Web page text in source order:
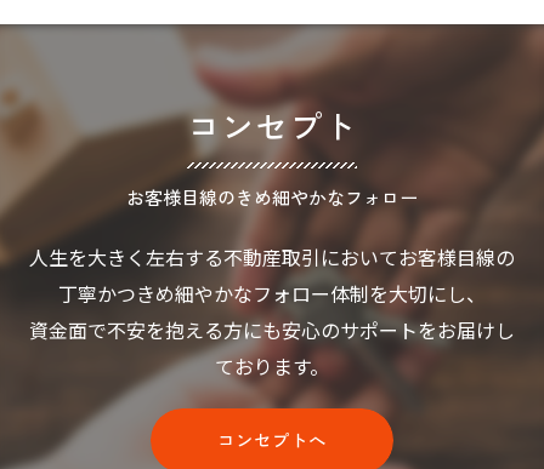
お客様目線のきめ細やかなフォロー
コンセプト
人生を大きく左右する不動産取引においてお客様目線の
丁寧かつきめ細やかなフォロー体制を大切にし、
資金面で不安を抱える方にも安心のサポートをお届けし
ております。
コンセプトへ